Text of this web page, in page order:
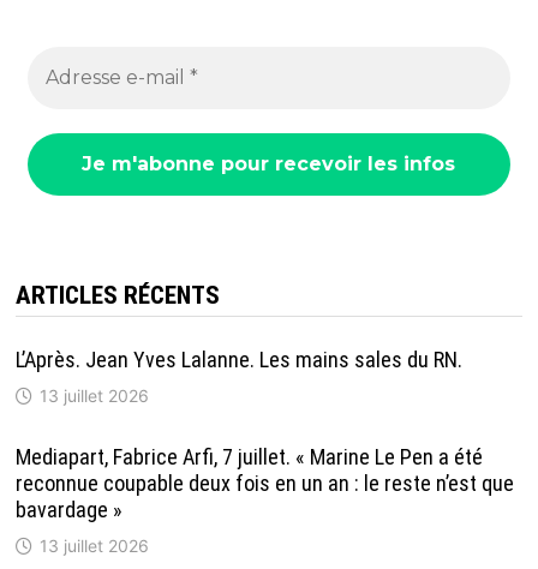
ARTICLES RÉCENTS
L’Après. Jean Yves Lalanne. Les mains sales du RN.
13 juillet 2026
Mediapart, Fabrice Arfi, 7 juillet. « Marine Le Pen a été
reconnue coupable deux fois en un an : le reste n’est que
bavardage »
13 juillet 2026